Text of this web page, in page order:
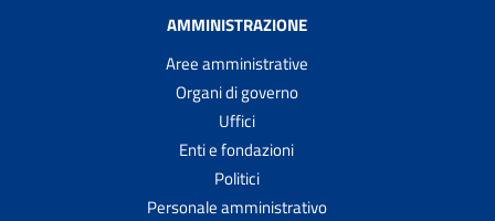
AMMINISTRAZIONE
Aree amministrative
Organi di governo
Uffici
Enti e fondazioni
Politici
Personale amministrativo